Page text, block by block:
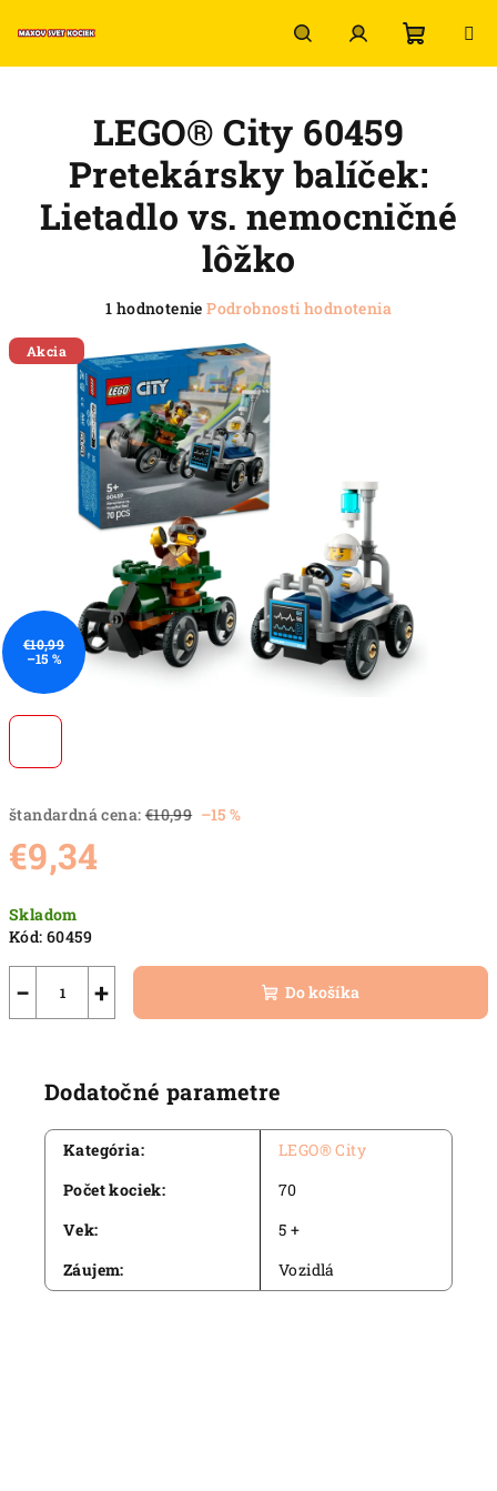
na
HľadaťPrihlásenie
štandardná cena: €10,99 –15 %
€9,34
cena:
Skladom
Kód: 60459
+
− Do košíka
LEGO® City 60459
Pretekársky balíček:
Lietadlo vs. nemocničné
lôžko
Priemerné
produktu
je
5,0
z
5
hviezdičiek.
1 hodnotenie Podrobnosti hodnotenia
Akcia
€10,99
–15 %
Dodatočné parametre
Kategória:
LEGO® City
Počet kociek:
70
Vek:
5 +
Záujem: Vozidlá